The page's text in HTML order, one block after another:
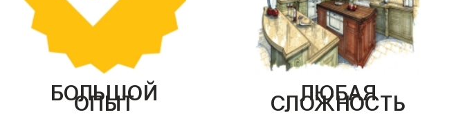
БОЛЬШОЙ
ОПЫТ ЛЮБАЯ
СЛОЖНОСТЬ